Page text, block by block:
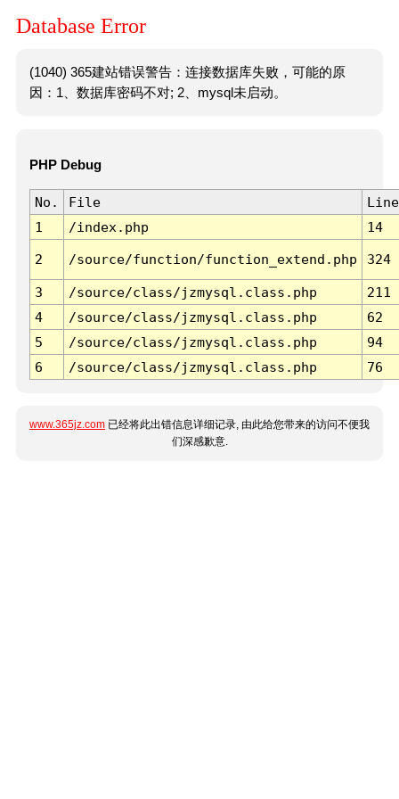
Database Error
(1040) 365建站错误警告：连接数据库失败，可能的原
因：1、数据库密码不对; 2、mysql未启动。
PHP Debug
No. File
Line
1
/index.php 14
2 /source/function/function_extend.php 324
3 /source/class/jzmysql.class.php
211
4
/source/class/jzmysql.class.php
62
5
/source/class/jzmysql.class.php
94
6
/source/class/jzmysql.class.php 76
www.365jz.com 已经将此出错信息详细记录, 由此给您带来的访问不便我
们深感歉意.